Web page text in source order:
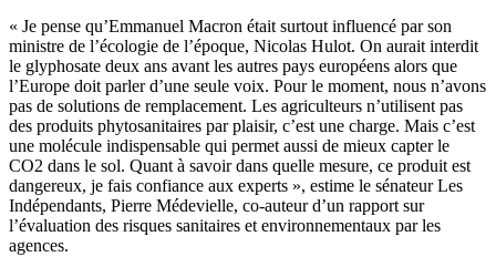
« Je pense qu’Emmanuel Macron était surtout influencé par son
ministre de l’écologie de l’époque, Nicolas Hulot. On aurait interdit
le glyphosate deux ans avant les autres pays européens alors que
l’Europe doit parler d’une seule voix. Pour le moment, nous n’avons
pas de solutions de remplacement. Les agriculteurs n’utilisent pas
des produits phytosanitaires par plaisir, c’est une charge. Mais c’est
une molécule indispensable qui permet aussi de mieux capter le
CO2 dans le sol. Quant à savoir dans quelle mesure, ce produit est
dangereux, je fais confiance aux experts », estime le sénateur Les
Indépendants, Pierre Médevielle, co-auteur d’un rapport sur
l’évaluation des risques sanitaires et environnementaux par les
agences.